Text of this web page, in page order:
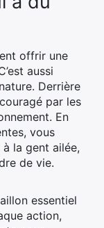
offrir une
aussi
Derrière
par les
En
vous
la gent ailée,
de vie.
essentiel
action,